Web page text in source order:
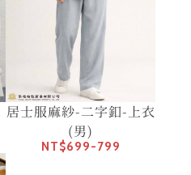
居士服麻紗-二字釦-上衣
(男)
NT$699-799